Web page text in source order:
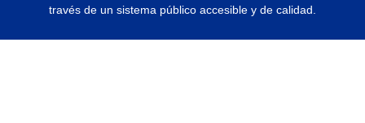
través de un sistema público accesible y de calidad.